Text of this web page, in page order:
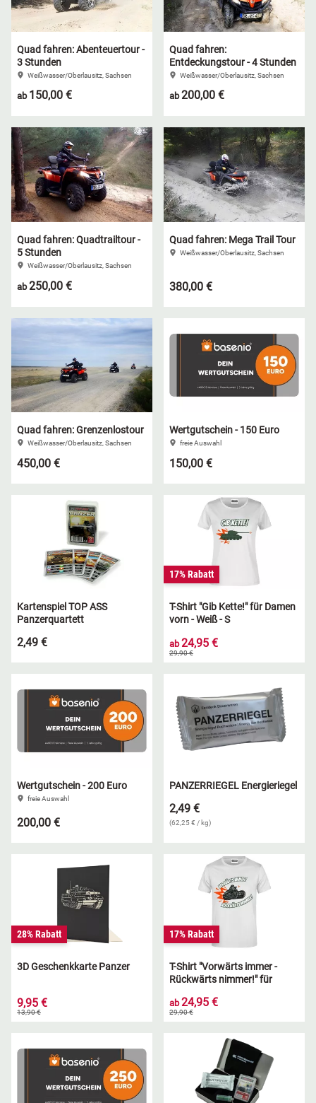
Quad fahren: Abenteuertour -
3 Stunden
Weißwasser/Oberlausitz, Sachsen
ab 150,00 €
Quad fahren:
Entdeckungstour - 4 Stunden
Weißwasser/Oberlausitz, Sachsen
ab200,00 €
Quad fahren: Quadtrailtour -
5 Stunden
Weißwasser/Oberlausitz, Sachsen
ab250,00 €
Quad fahren: Mega Trail Tour
Weißwasser/Oberlausitz, Sachsen
380,00 €
Quad fahren: Grenzenlostour
Weißwasser/Oberlausitz, Sachsen
450,00 €
Wertgutschein - 150 Euro
freie Auswahl
150,00 €
Kartenspiel TOP ASS
Panzerquartett
2,49 €
17% Rabatt
T-Shirt "Gib Kette!" für Damen
vorn - Weiß - S
ab24,95 €
29,90 €
Wertgutschein - 200 Euro
freie Auswahl
200,00 €
PANZERRIEGEL Energieriegel
2,49 €
(62,25 € / kg)
28% Rabatt
3D Geschenkkarte Panzer
9,95 €
13,90 €
17% Rabatt
T-Shirt "Vorwärts immer -
Rückwärts nimmer!" für
ab24,95 €
29,90 €